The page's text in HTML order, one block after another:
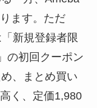
ます。ただ
新規登録者限
の初回クーポン
、まとめ買い
く、定価1,980